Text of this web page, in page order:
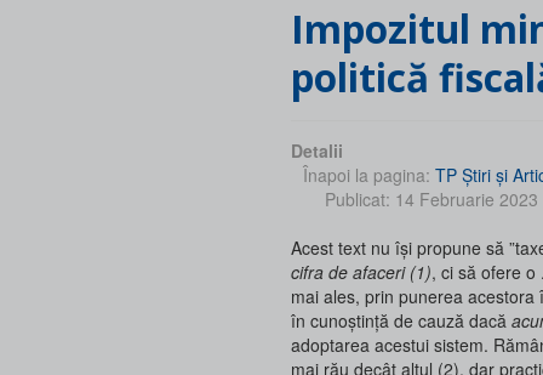
Impozitul minim pe profit: între politică și ...
politică
Detalii
Înapoi la pagina: TP Ştiri şi
Publicat: 14 Februarie 2023
Acest text nu își propune să
cifra de afaceri (1), ci să ofere o
mai ales, prin punerea
în cunoștință de cauză dacă
adoptarea acestui sistem.
mai rău decât altul (2), dar